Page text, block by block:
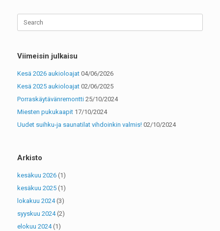
Viimeisin julkaisu
Kesä 2026 aukioloajat 04/06/2026
Kesä 2025 aukioloajat 02/06/2025
Porraskäytävänremontti 25/10/2024
Miesten pukukaapit 17/10/2024
Uudet suihku-ja saunatilat vihdoinkin valmis! 02/10/2024
Arkisto
kesäkuu 2026 (1)
kesäkuu 2025 (1)
lokakuu 2024(3)
syyskuu 2024(2)
elokuu 2024(1)